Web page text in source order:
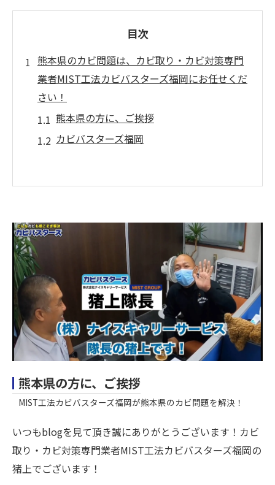
目次
熊本県のカビ問題は、カビ取り・カビ対策専門
業者MIST工法カビバスターズ福岡にお任せくだ
さい！
熊本県の方に、ご挨拶
カビバスターズ福岡
熊本県の方に、ご挨拶
MIST工法カビバスターズ福岡が熊本県のカビ問題を解決！
いつもblogを見て頂き誠にありがとうございます！カビ
取り・カビ対策専門業者MIST工法カビバスターズ福岡の
猪上でございます！